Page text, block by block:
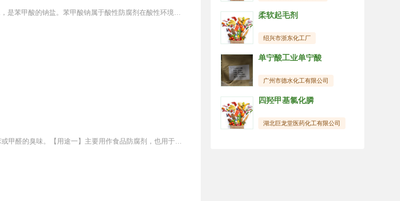
柔软起毛剂
绍兴市浙东化工厂
单宁酸工业单宁酸
广州市德水化工有限公司
四羟甲基氯化膦
湖北巨龙堂医药化工有限公司